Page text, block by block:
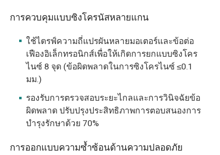
การควบคุมแบบซิงโครนัสหลายแกน
ใช้ไดรฟ์ความถี่แปรผันหลายมอเตอร์และข้อต่อ
เฟืองอิเล็กทรอนิกส์เพื่อให้เกิดการยกแบบซิงโคร
ไนซ์ 8 จุด (ข้อผิดพลาดในการซิงโครไนซ์ ≤0.1
มม.)
รองรับการตรวจสอบระยะไกลและการวินิจฉัยข้อ
ผิดพลาด ปรับปรุงประสิทธิภาพการตอบสนองการ
บำรุงรักษาด้วย 70%
การออกแบบความซ้ำซ้อนด้านความปลอดภัย